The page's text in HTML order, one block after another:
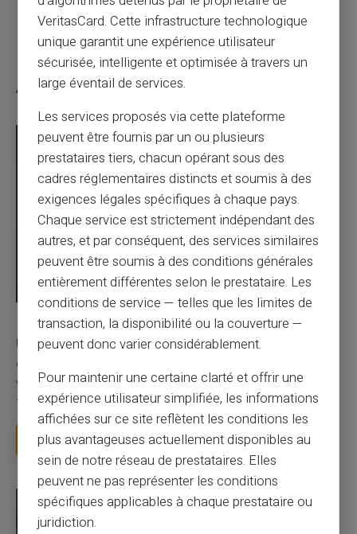
Articles similaires
03/08/2026 Veritas Carte prépayée
Une carte bancaire gratuite sans compte, ça
existe ?
Vous avez tapé cette recherche parce que votre banque vous
facture 50 € par an pour une carte que vo...
Lire la suite
VeritasCard. Cette infrastructure technologique
unique garantit une expérience utilisateur
sécurisée, intelligente et optimisée à travers un
large éventail de services.
Les services proposés via cette plateforme
peuvent être fournis par un ou plusieurs
prestataires tiers, chacun opérant sous des
cadres réglementaires distincts et soumis à des
exigences légales spécifiques à chaque pays.
Chaque service est strictement indépendant des
autres, et par conséquent, des services similaires
peuvent être soumis à des conditions générales
entièrement différentes selon le prestataire. Les
conditions de service — telles que les limites de
transaction, la disponibilité ou la couverture —
peuvent donc varier considérablement.
Pour maintenir une certaine clarté et offrir une
expérience utilisateur simplifiée, les informations
affichées sur ce site reflètent les conditions les
plus avantageuses actuellement disponibles au
sein de notre réseau de prestataires. Elles
peuvent ne pas représenter les conditions
spécifiques applicables à chaque prestataire ou
juridiction.